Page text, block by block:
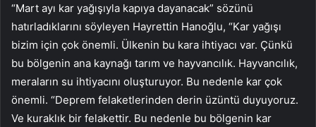
“Mart ayı kar yağışıyla kapıya dayanacak” sözünü
hatırladıklarını söyleyen Hayrettin Hanoğlu, “Kar yağışı
bizim için çok önemli. Ülkenin bu kara ihtiyacı var. Çünkü
bu bölgenin ana kaynağı tarım ve hayvancılık. Hayvancılık,
meraların su ihtiyacını oluşturuyor. Bu nedenle kar çok
önemli. “Deprem felaketlerinden derin üzüntü duyuyoruz.
Ve kuraklık bir felakettir. Bu nedenle bu bölgenin kar